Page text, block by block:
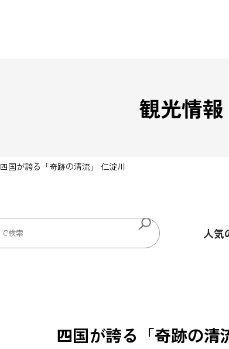
観光情報
四国が誇る「奇跡の清流」 仁淀川
人気
四国が誇る「奇跡の清